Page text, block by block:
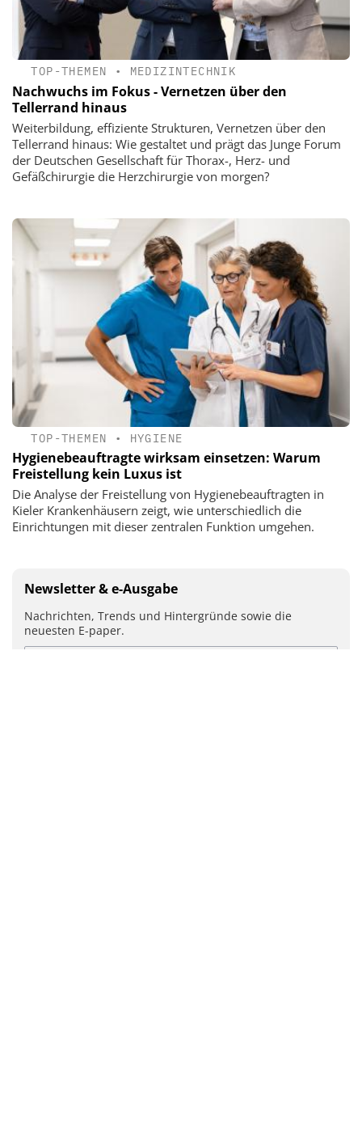
TOP-THEMEN • MEDIZINTECHNIK
Nachwuchs im Fokus - Vernetzen über den
Tellerrand hinaus
Weiterbildung, effiziente Strukturen, Vernetzen über den
Tellerrand hinaus: Wie gestaltet und prägt das Junge Forum
der Deutschen Gesellschaft für Thorax-, Herz- und
Gefäßchirurgie die Herzchirurgie von morgen?
TOP-THEMEN • HYGIENE
Hygienebeauftragte wirksam einsetzen: Warum
Freistellung kein Luxus ist
Die Analyse der Freistellung von Hygienebeauftragten in
Kieler Krankenhäusern zeigt, wie unterschiedlich die
Einrichtungen mit dieser zentralen Funktion umgehen.
Newsletter & e-Ausgabe
Nachrichten, Trends und Hintergründe sowie die
neuesten E-paper.